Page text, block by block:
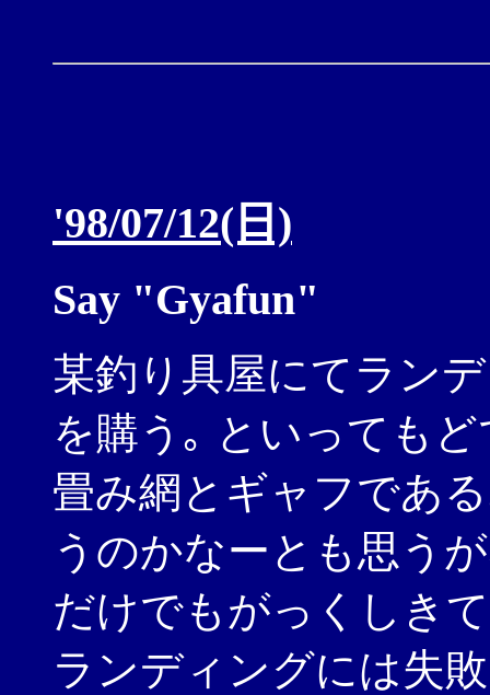
'98/07/12(日)
Say "Gyafun"
某釣り具屋にてラン
を購う｡ といっても
畳み網とギャフであ
うのかなーとも思う
だけでもがっくしき
ランディングには失